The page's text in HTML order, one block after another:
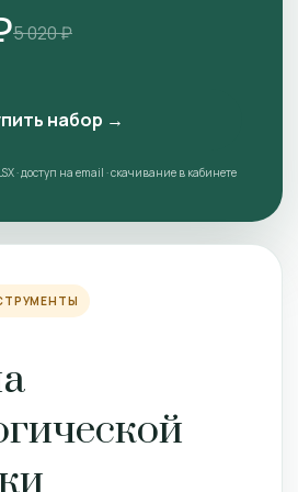
5 020 ₽
набор →
· доступ на email · скачивание в кабинете